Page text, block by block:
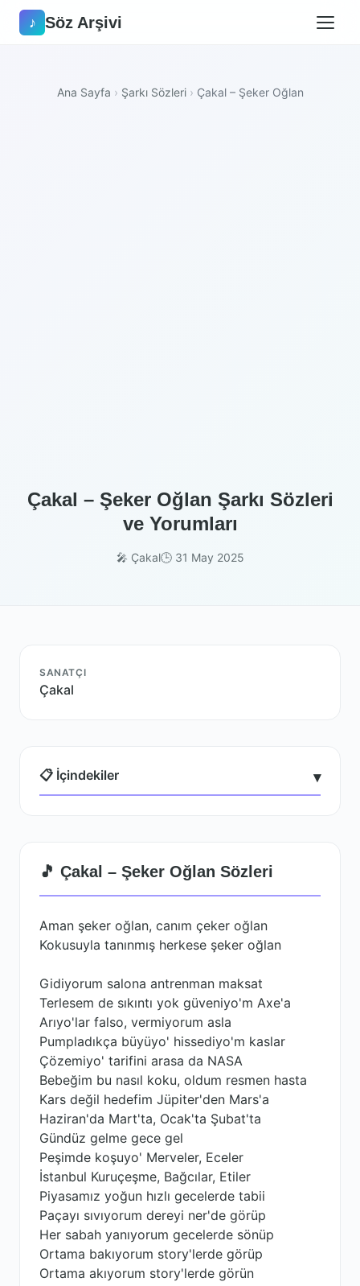
♪ Söz Arşivi
Ana Sayfa › Şarkı Sözleri › Çakal – Şeker Oğlan
Çakal – Şeker Oğlan Şarkı Sözleri
ve Yorumları
🎤 Çakal🕒 31 May 2025
SANATÇI
Çakal
📋 İçindekiler ▾
🎵 Çakal – Şeker Oğlan Sözleri
Aman şeker oğlan, canım çeker oğlan
Kokusuyla tanınmış herkese şeker oğlan
Gidiyorum salona antrenman maksat
Terlesem de sıkıntı yok güveniyo'm Axe'a
Arıyo'lar falso, vermiyorum asla
Pumpladıkça büyüyo' hissediyo'm kaslar
Çözemiyo' tarifini arasa da NASA
Bebeğim bu nasıl koku, oldum resmen hasta
Kars değil hedefim Jüpiter'den Mars'a
Haziran'da Mart'ta, Ocak'ta Şubat'ta
Gündüz gelme gece gel
Peşimde koşuyo' Merveler, Eceler
İstanbul Kuruçeşme, Bağcılar, Etilеr
Piyasamız yoğun hızlı gecelerdе tabii
Paçayı sıvıyorum dereyi ner'de görüp
Her sabah yanıyorum gecelerde sönüp
Ortama bakıyorum story'lerde görüp
Ortama akıyorum story'lerde görün